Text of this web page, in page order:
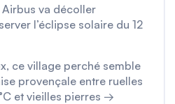
va décoller
l’éclipse solaire du 12
ce village perché semble
provençale entre ruelles
et vieilles pierres →